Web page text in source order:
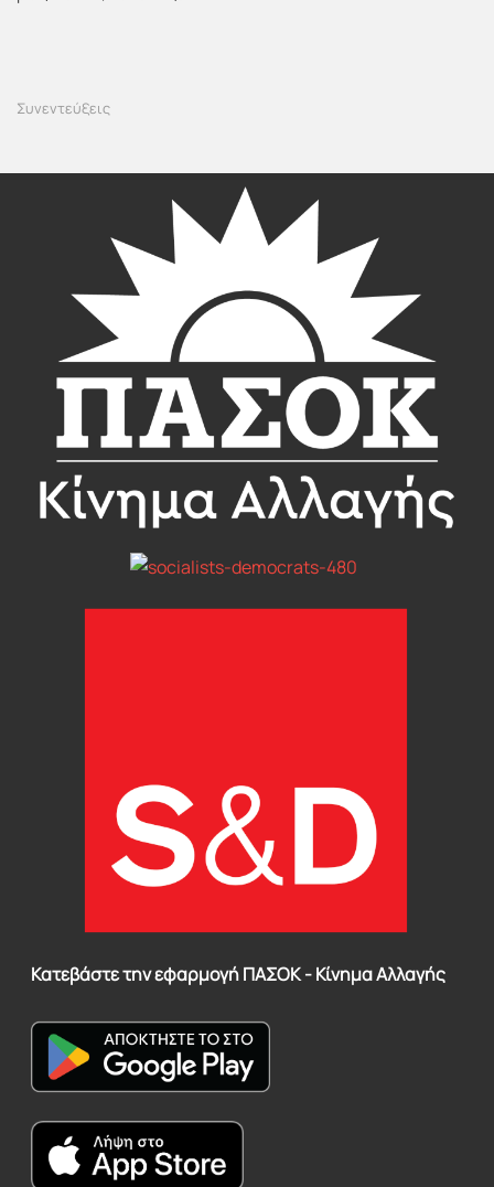
Συνεντεύξεις
Κατεβάστε την εφαρμογή ΠΑΣΟΚ - Κίνημα Αλλαγής